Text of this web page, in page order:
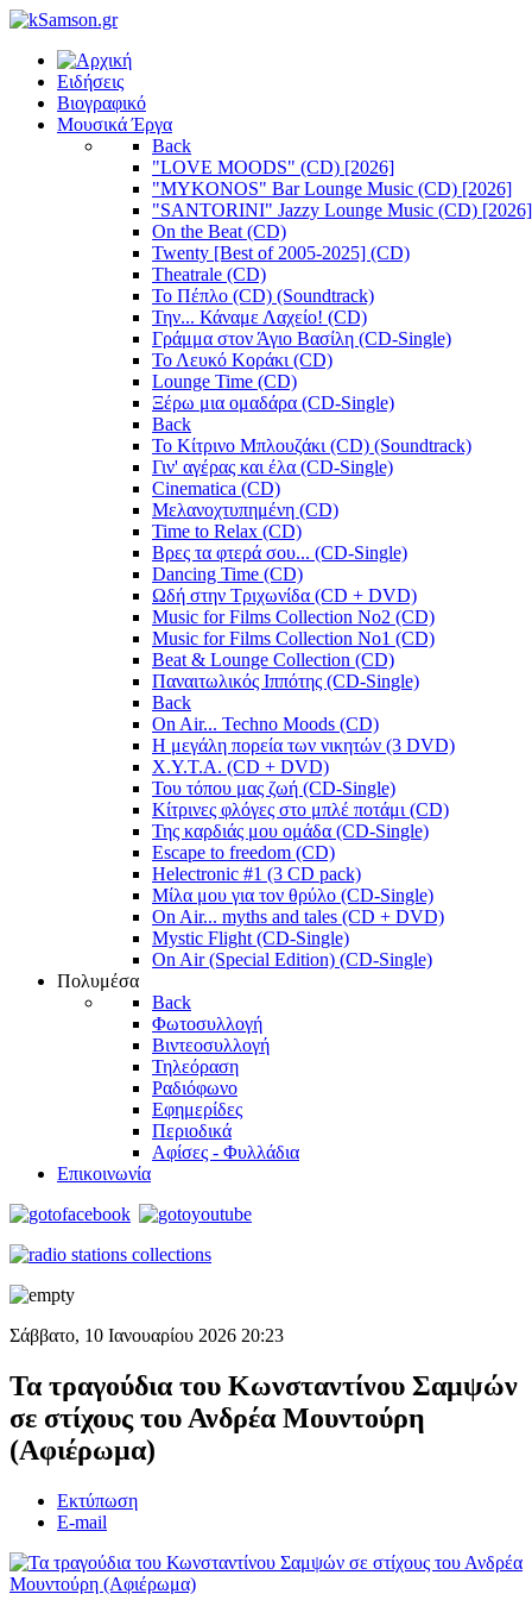
Ειδήσεις
Βιογραφικό
Μουσικά Έργα
Back
"LOVE MOODS" (CD) [2026]
"MYKONOS" Bar Lounge Music (CD) [2026]
"SANTORINI" Jazzy Lounge Music (CD) [2026]
On the Beat (CD)
Twenty [Best of 2005-2025] (CD)
Theatrale (CD)
Το Πέπλο (CD) (Soundtrack)
Την... Κάναμε Λαχείο! (CD)
Γράμμα στον Άγιο Βασίλη (CD-Single)
Το Λευκό Κοράκι (CD)
Lounge Time (CD)
Ξέρω μια ομαδάρα (CD-Single)
Back
Το Κίτρινο Μπλουζάκι (CD) (Soundtrack)
Γιν' αγέρας και έλα (CD-Single)
Cinematica (CD)
Μελανοχτυπημένη (CD)
Time to Relax (CD)
Βρες τα φτερά σου... (CD-Single)
Dancing Time (CD)
Ωδή στην Τριχωνίδα (CD + DVD)
Music for Films Collection No2 (CD)
Music for Films Collection No1 (CD)
Beat & Lounge Collection (CD)
Παναιτωλικός Ιππότης (CD-Single)
Back
On Air... Techno Moods (CD)
Η μεγάλη πορεία των νικητών (3 DVD)
X.Y.T.A. (CD + DVD)
Του τόπου μας ζωή (CD-Single)
Κίτρινες φλόγες στο μπλέ ποτάμι (CD)
Της καρδιάς μου ομάδα (CD-Single)
Escape to freedom (CD)
Helectronic #1 (3 CD pack)
Μίλα μου για τον θρύλο (CD-Single)
On Air... myths and tales (CD + DVD)
Mystic Flight (CD-Single)
On Air (Special Edition) (CD-Single)
Πολυμέσα
Back
Φωτοσυλλογή
Βιντεοσυλλογή
Τηλεόραση
Ραδιόφωνο
Εφημερίδες
Περιοδικά
Αφίσες - Φυλλάδια
Επικοινωνία
Σάββατο, 10 Ιανουαρίου 2026 20:23
Τα τραγούδια του Κωνσταντίνου Σαμψών
σε στίχους του Ανδρέα Μουντούρη
(Αφιέρωμα)
Εκτύπωση
E-mail